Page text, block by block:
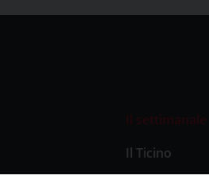
Il settimanale
Il Ticino